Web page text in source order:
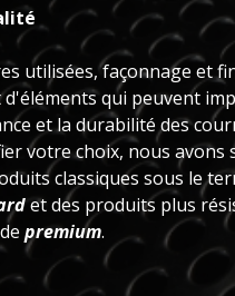
utilisées, façonnage et
qui peuvent
et la durabilité des
votre choix, nous avons
classiques sous le
et des produits plus
premium.